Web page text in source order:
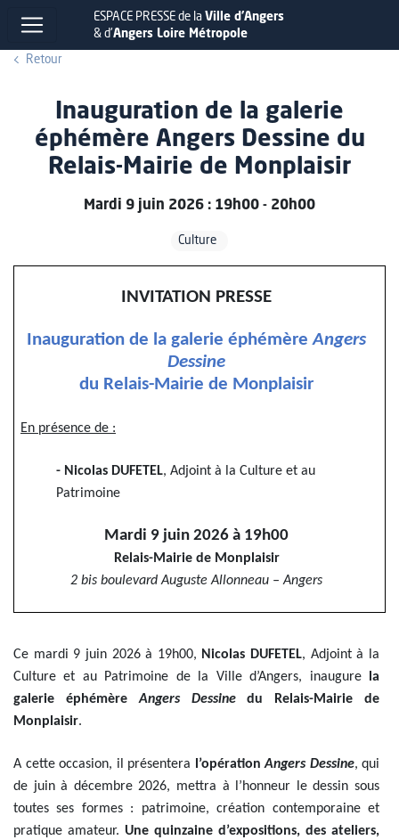
ESPACE PRESSE de la Ville d'Angers
& d'Angers Loire Métropole
Retour
Inauguration de la galerie
éphémère Angers Dessine du
Relais-Mairie de Monplaisir
Mardi 9 juin 2026 : 19h00 - 20h00
Culture
INVITATION PRESSE
Inauguration de la galerie éphémèreAngers
Dessine
du Relais-Mairie de Monplaisir
En présence de :
- Nicolas DUFETEL, Adjoint à la Culture et au
Patrimoine
Mardi 9 juin 2026 à 19h00
Relais-Mairie de Monplaisir
2 bis boulevard Auguste Allonneau – Angers
Ce mardi 9 juin 2026 à 19h00, Nicolas DUFETEL, Adjoint à la
Culture et au Patrimoine de la Ville d’Angers, inaugure
la
galerie éphémèreAngers Dessinedu Relais-Mairie de
Monplaisir.
A cette occasion, il présentera l’opérationAngers Dessine, qui
de juin à décembre 2026, mettra à l’honneur le dessin sous
toutes ses formes : patrimoine, création contemporaine et
pratique amateur. Une quinzaine d’expositions, des ateliers,